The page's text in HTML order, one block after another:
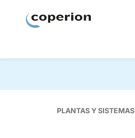
PLANTAS Y SISTEMAS